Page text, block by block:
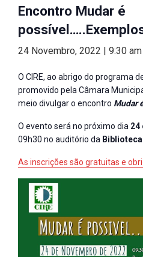
Encontro Mudar é
24 Novembro, 2022 | 9:30 am
O CIRE, ao abrigo do programa
promovido pela Câmara
meio divulgar o encontro Mudar
O evento será no próximo dia 24
09h30 no auditório da
As inscrições são gratuitas e